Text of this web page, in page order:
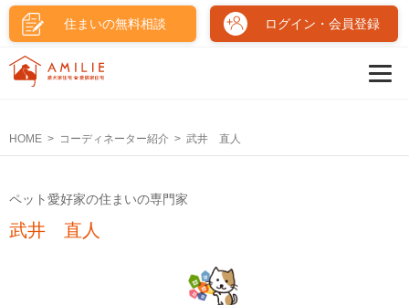
住まいの無料相談 ログイン・会員登録
HOME コーディネーター紹介 武井 直人
ペット愛好家の住まいの専門家
武井 直人